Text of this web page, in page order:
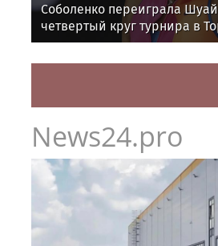
Соболенко переиграла
четвертый круг турнира в
News24.pro